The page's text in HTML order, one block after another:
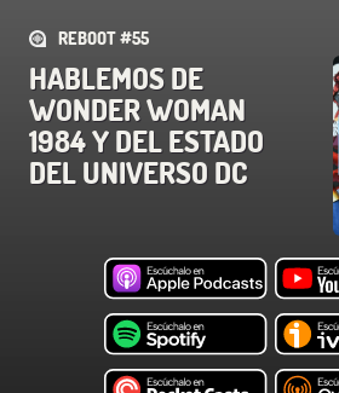
REBOOT #55
HABLEMOS DE
WONDER WOMAN
1984 Y DEL ESTADO
DEL UNIVERSO DC